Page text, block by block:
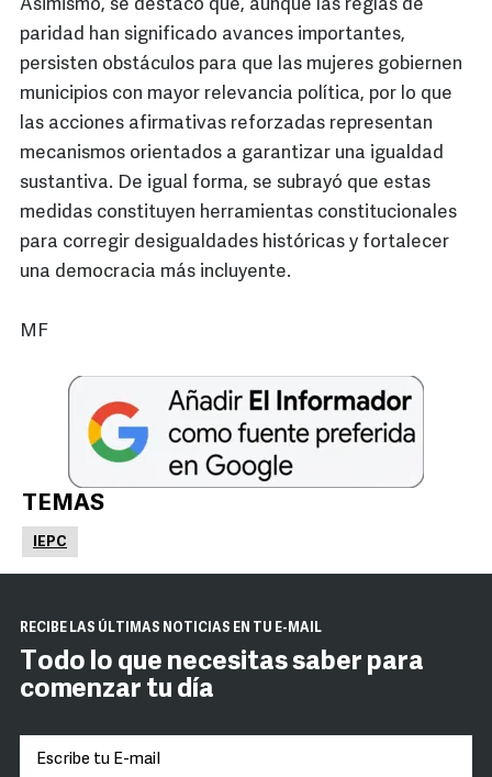
Asimismo, se destacó que, aunque las reglas de
paridad han significado avances importantes,
persisten obstáculos para que las mujeres gobiernen
municipios con mayor relevancia política, por lo que
las acciones afirmativas reforzadas representan
mecanismos orientados a garantizar una igualdad
sustantiva. De igual forma, se subrayó que estas
medidas constituyen herramientas constitucionales
para corregir desigualdades históricas y fortalecer
una democracia más incluyente.
MF
TEMAS
IEPC
RECIBE LAS ÚLTIMAS NOTICIAS EN TU E-MAIL
Todo lo que necesitas saber para
comenzar tu día